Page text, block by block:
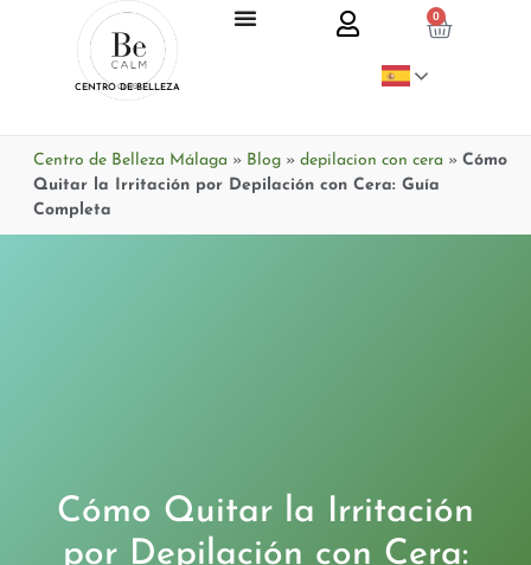
CENTRO DE BELLEZA
0
Centro de Belleza Málaga » Blog» depilacion con cera » Cómo
Quitar la Irritación por Depilación con Cera: Guía
Completa
Cómo Quitar la Irritación
por Depilación con Cera: